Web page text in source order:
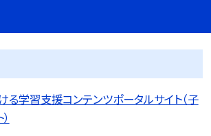
学習支援コンテンツポータルサイト（子